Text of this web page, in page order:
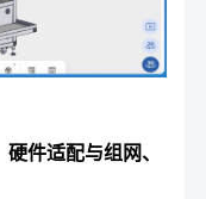
硬件适配与组网、